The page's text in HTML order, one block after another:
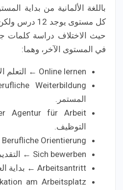
باللغة الألمانية من بداية
كل مستوى
حيث الاختلاف دراسة كلمات
في المستوى الآخر، وهما:
Online lernen ← التعلم الإلكتروني.
المستمر.
التوظيف.
Berufliche Orientierung ← التوجيه المهني.
Sich bewerben ← التقديم بطلب.
Arbeitsantritt ← بداية العمل.